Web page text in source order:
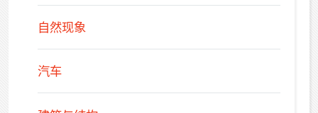
自然现象
汽车